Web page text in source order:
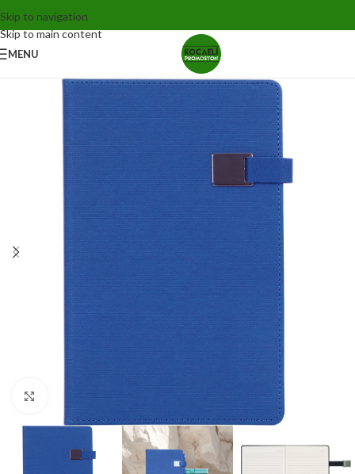
Skip to navigation
Skip to main content
MENU
Click to enlarge